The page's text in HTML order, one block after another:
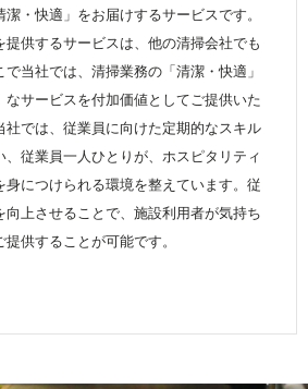
・快適」をお届けするサービスです。
提供するサービスは、他の清掃会社でも
当社では、清掃業務の「清潔・快適」
なサービスを付加価値としてご提供いた
社では、従業員に向けた定期的なスキル
、従業員一人ひとりが、ホスピタリティ
につけられる環境を整えています。従
上させることで、施設利用者が気持ち
供することが可能です。